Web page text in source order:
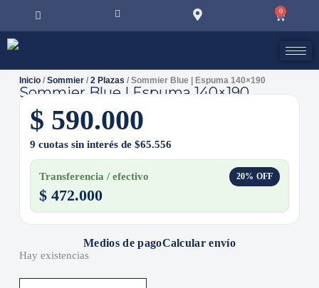
0
Inicio/ Sommier/ 2 Plazas / Sommier Blue | Espuma 140×190
Sommier Blue | Espuma 140×190
$ 590.000
9 cuotas sin interés de $65.556
Transferencia / efectivo 20% OFF
$472.000
Medios de pagoCalcular envío
Hay existencias